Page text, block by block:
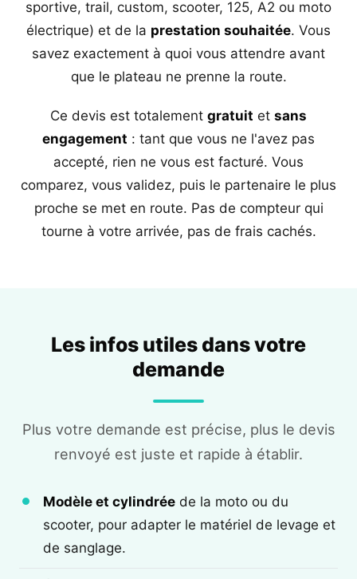
sportive, trail, custom, scooter, 125, A2 ou moto
électrique) et de la prestation souhaitée. Vous
savez exactement à quoi vous attendre avant
que le plateau ne prenne la route.
Ce devis est totalement gratuit et sans
engagement : tant que vous ne l'avez pas
accepté, rien ne vous est facturé. Vous
comparez, vous validez, puis le partenaire le plus
proche se met en route. Pas de compteur qui
tourne à votre arrivée, pas de frais cachés.
Les infos utiles dans votre
demande
Plus votre demande est précise, plus le devis
renvoyé est juste et rapide à établir.
Modèle et cylindrée de la moto ou du
scooter, pour adapter le matériel de levage et
de sanglage.